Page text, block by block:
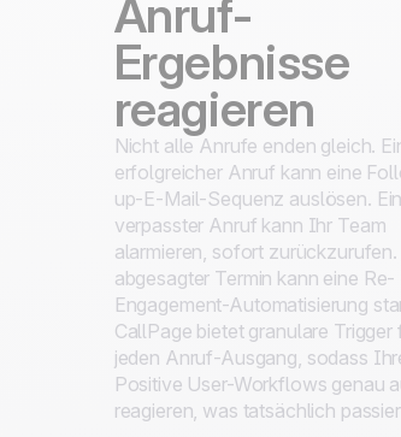
Anruf-
Ergebnisse
reagieren
Nicht alle Anrufe enden gleich.
erfolgreicher Anruf kann eine
up-E-Mail-Sequenz auslösen. Ein
verpasster Anruf kann Ihr Team
alarmieren, sofort zurückzurufen.
abgesagter Termin kann eine Re-
Engagement-Automatisierung
CallPage bietet granulare Trigger
jeden Anruf-Ausgang, sodass
Positive User-Workflows genau
reagieren, was tatsächlich